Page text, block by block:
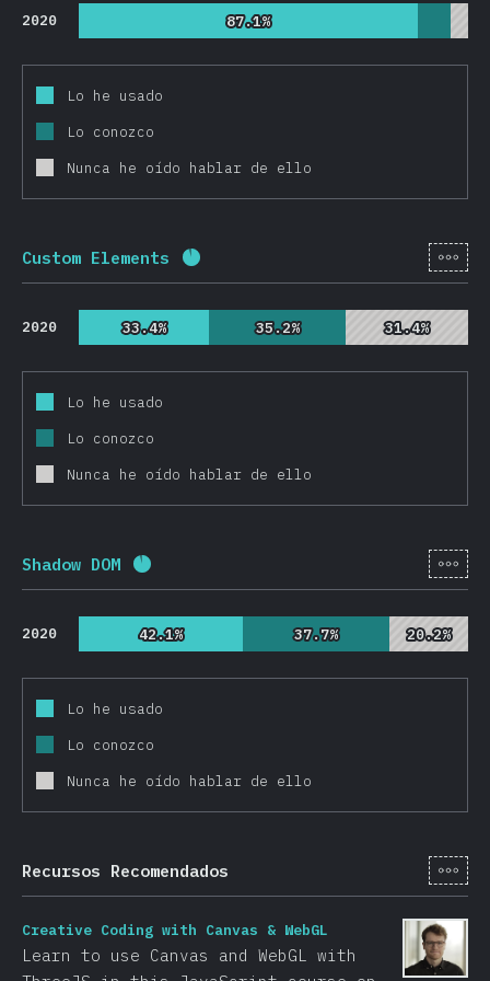
2020 87.1%
87.1%
Lo he usado
Lo conozco
Nunca he oído hablar de ello
Custom Elements Porcentaje completado: 92.4% (
[es-
2020 33.4%
33.4% 35.2%
35.2% 31.4%
31.4%
Lo he usado
Lo conozco
Nunca he oído hablar de ello
Shadow DOM Porcentaje completado: 22000
[es-
2020 42.1%
42.1% 37.7%
37.7% 20.2%
20.2%
Lo he usado
Lo conozco
Nunca he oído hablar de ello
Recursos Recomendados [es-
Creative Coding with Canvas & WebGL
Learn to use Canvas and WebGL with